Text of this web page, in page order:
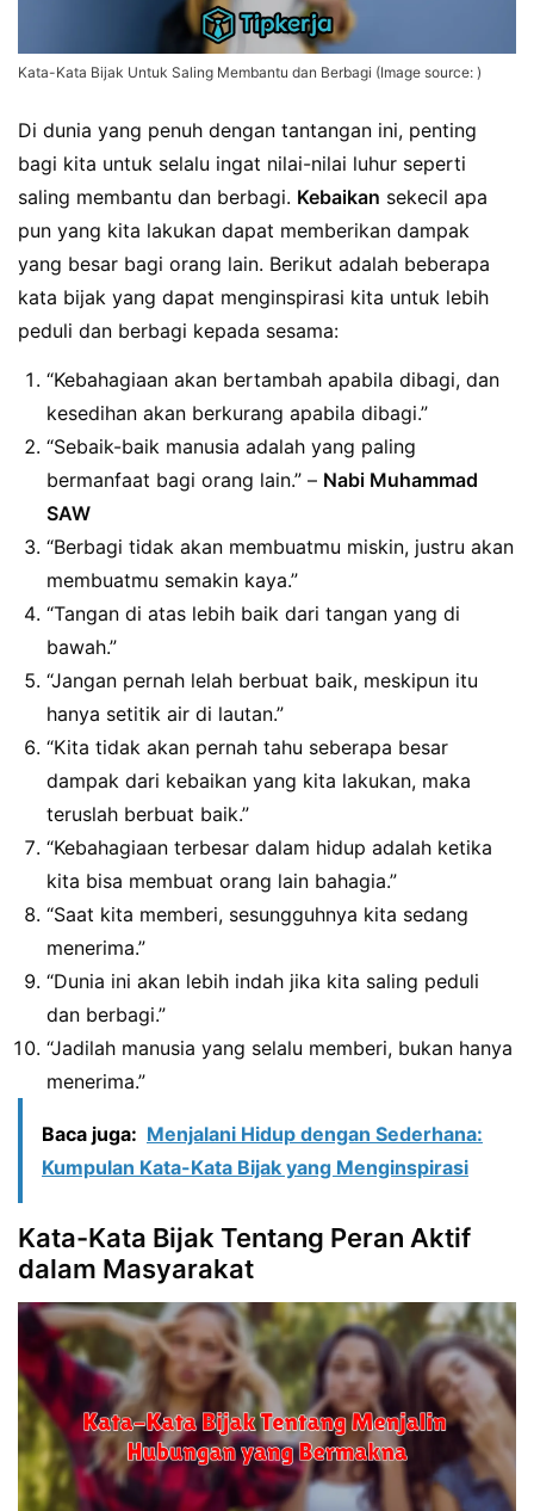
Kata-Kata Bijak Untuk Saling Membantu dan Berbagi (Image source: )
Di dunia yang penuh dengan tantangan ini, penting
bagi kita untuk selalu ingat nilai-nilai luhur seperti
saling membantu dan berbagi. Kebaikan sekecil apa
pun yang kita lakukan dapat memberikan dampak
yang besar bagi orang lain. Berikut adalah beberapa
kata bijak yang dapat menginspirasi kita untuk lebih
peduli dan berbagi kepada sesama:
“Kebahagiaan akan bertambah apabila dibagi, dan
kesedihan akan berkurang apabila dibagi.”
“Sebaik-baik manusia adalah yang paling
bermanfaat bagi orang lain.” – Nabi Muhammad
SAW
“Berbagi tidak akan membuatmu miskin, justru akan
membuatmu semakin kaya.”
“Tangan di atas lebih baik dari tangan yang di
bawah.”
“Jangan pernah lelah berbuat baik, meskipun itu
hanya setitik air di lautan.”
“Kita tidak akan pernah tahu seberapa besar
dampak dari kebaikan yang kita lakukan, maka
teruslah berbuat baik.”
“Kebahagiaan terbesar dalam hidup adalah ketika
kita bisa membuat orang lain bahagia.”
“Saat kita memberi, sesungguhnya kita sedang
menerima.”
“Dunia ini akan lebih indah jika kita saling peduli
dan berbagi.”
“Jadilah manusia yang selalu memberi, bukan hanya
menerima.”
Baca juga: Menjalani Hidup dengan Sederhana:
Kumpulan Kata-Kata Bijak yang Menginspirasi
Kata-Kata Bijak Tentang Peran Aktif
dalam Masyarakat